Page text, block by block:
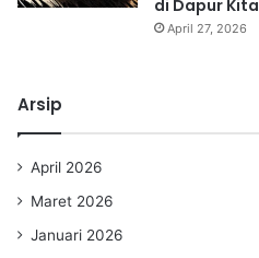
di Dapur Kita
April 27, 2026
Arsip
April 2026
Maret 2026
Januari 2026